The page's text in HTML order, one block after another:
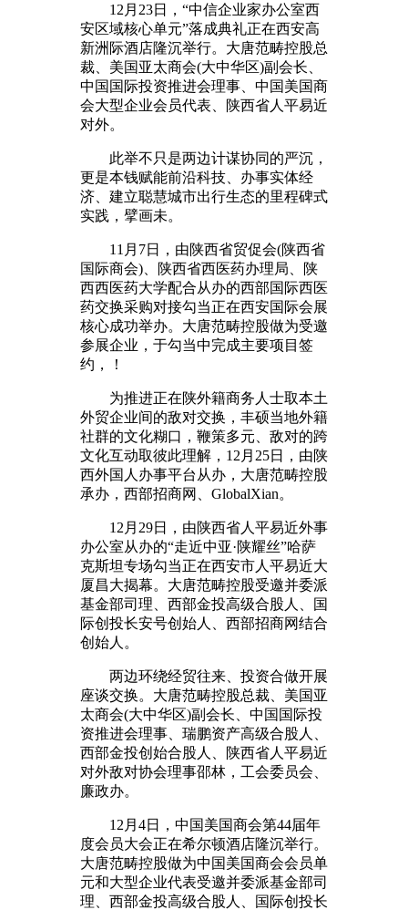
12月23日，“中信企业家办公室西
安区域核心单元”落成典礼正在西安高
新洲际酒店隆沉举行。大唐范畴控股总
裁、美国亚太商会(大中华区)副会长、
中国国际投资推进会理事、中国美国商
会大型企业会员代表、陕西省人平易近
对外。
此举不只是两边计谋协同的严沉，
更是本钱赋能前沿科技、办事实体经
济、建立聪慧城市出行生态的里程碑式
实践，擘画未。
11月7日，由陕西省贸促会(陕西省
国际商会)、陕西省西医药办理局、陕
西西医药大学配合从办的西部国际西医
药交换采购对接勾当正在西安国际会展
核心成功举办。大唐范畴控股做为受邀
参展企业，于勾当中完成主要项目签
约，！
为推进正在陕外籍商务人士取本土
外贸企业间的敌对交换，丰硕当地外籍
社群的文化糊口，鞭策多元、敌对的跨
文化互动取彼此理解，12月25日，由陕
西外国人办事平台从办，大唐范畴控股
承办，西部招商网、GlobalXian。
12月29日，由陕西省人平易近外事
办公室从办的“走近中亚·陕耀丝”哈萨
克斯坦专场勾当正在西安市人平易近大
厦昌大揭幕。大唐范畴控股受邀并委派
基金部司理、西部金投高级合股人、国
际创投长安号创始人、西部招商网结合
创始人。
两边环绕经贸往来、投资合做开展
座谈交换。大唐范畴控股总裁、美国亚
太商会(大中华区)副会长、中国国际投
资推进会理事、瑞鹏资产高级合股人、
西部金投创始合股人、陕西省人平易近
对外敌对协会理事邵林，工会委员会、
廉政办。
12月4日，中国美国商会第44届年
度会员大会正在希尔顿酒店隆沉举行。
大唐范畴控股做为中国美国商会会员单
元和大型企业代表受邀并委派基金部司
理、西部金投高级合股人、国际创投长